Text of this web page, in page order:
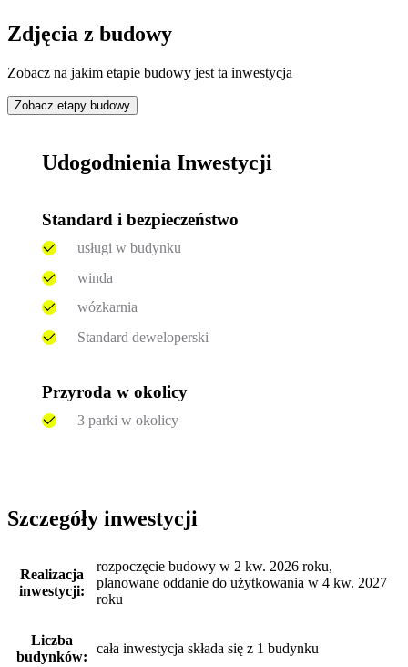
Zdjęcia z budowy
Zobacz na jakim etapie budowy jest ta inwestycja
Zobacz etapy budowy
Udogodnienia Inwestycji
Standard i bezpieczeństwo
usługi w budynku
winda
wózkarnia
Standard deweloperski
Przyroda w okolicy
3 parki w okolicy
Szczegóły inwestycji
Realizacja
inwestycji:
rozpoczęcie budowy w 2 kw. 2026 roku,
planowane oddanie do użytkowania w 4 kw. 2027
roku
Liczba
budynków:
cała inwestycja składa się z 1 budynku